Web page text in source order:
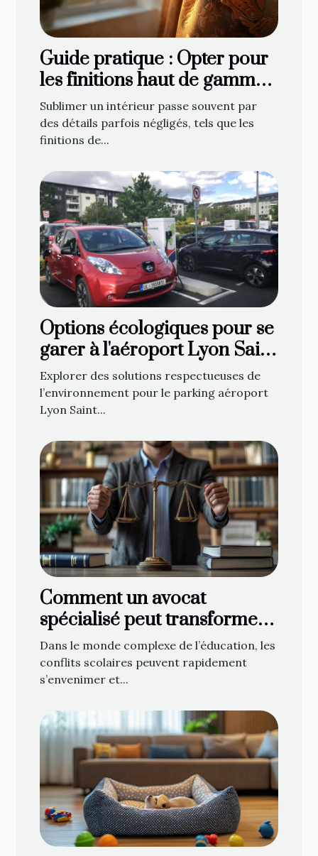
Guide pratique : Opter pour
les finitions haut de gamme
en décoration de fenêtre
Sublimer un intérieur passe souvent par
des détails parfois négligés, tels que les
finitions de...
Options écologiques pour se
garer à l'aéroport Lyon Saint
Exupéry
Explorer des solutions respectueuses de
l’environnement pour le parking aéroport
Lyon Saint...
Comment un avocat
spécialisé peut transformer
les conflits scolaires ?
Dans le monde complexe de l’éducation, les
conflits scolaires peuvent rapidement
s’envenimer et...